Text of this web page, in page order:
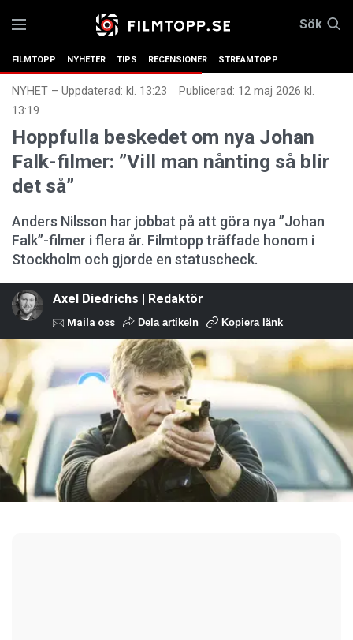
Sök
FILMTOPP NYHETER TIPS RECENSIONER STREAMTOPP
NYHET – Uppdaterad: kl. 13:23 Publicerad: 12 maj 2026 kl.
13:19
Hoppfulla beskedet om nya Johan
Falk-filmer: ”Vill man nånting så blir
det så”
Anders Nilsson har jobbat på att göra nya ”Johan
Falk”-filmer i flera år. Filmtopp träffade honom i
Stockholm och gjorde en statuscheck.
Axel Diedrichs | Redaktör
Maila oss Dela artikeln Kopiera länk